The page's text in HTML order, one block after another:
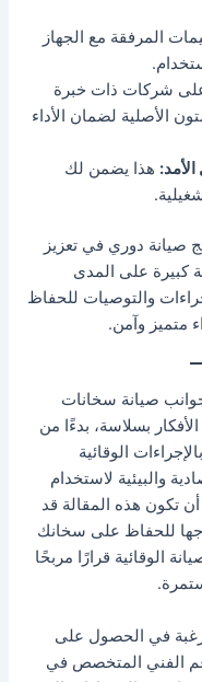
المرفقة مع الجهاز
شركات ذات خبرة
الأصلية لضمان الأداء
الأمد: هذا يضمن لك
صيانة دوري في تعزيز
كبيرة على المدى
والتوصيات للحفاظ
متميز وآمن.
صيانة سخانات
بسلاسة، بدءًا من
الوقائية
والبيئية لاستخدام
تكون هذه المقالة قد
للحفاظ على سخانك
الوقائية قرارًا مربحًا
رغبة في الحصول على
الفني المتخصص في